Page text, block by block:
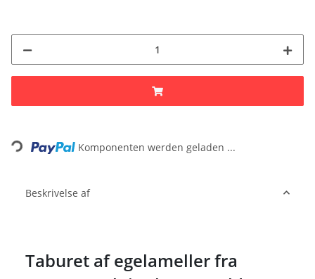
Loading... Komponenten werden geladen ...
Beskrivelse af
Taburet af egelameller fra